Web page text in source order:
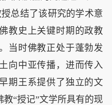
总结了该研究的学术意
教史上关键时期的政教
当时佛教正处于蓬勃发
向中亚传播，进而传入
期王系提供了独立的文
“授记”文学所具有的现